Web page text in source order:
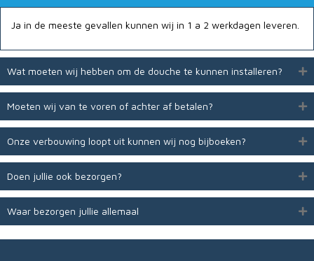
Ja in de meeste gevallen kunnen wij in 1 a 2 werkdagen leveren.
Wat moeten wij hebben om de douche te kunnen installeren?
Moeten wij van te voren of achter af betalen?
Onze verbouwing loopt uit kunnen wij nog bijboeken­­?
Doen jullie ook bezorgen?
Waar bezorgen jullie allemaal